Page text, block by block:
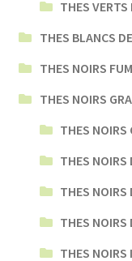
THES VERTS
THES BLANCS
THES NOIRS
THES NOIRS
THES NOIRS
THES NOIRS
THES NOIRS
THES NOIRS
THES NOIRS